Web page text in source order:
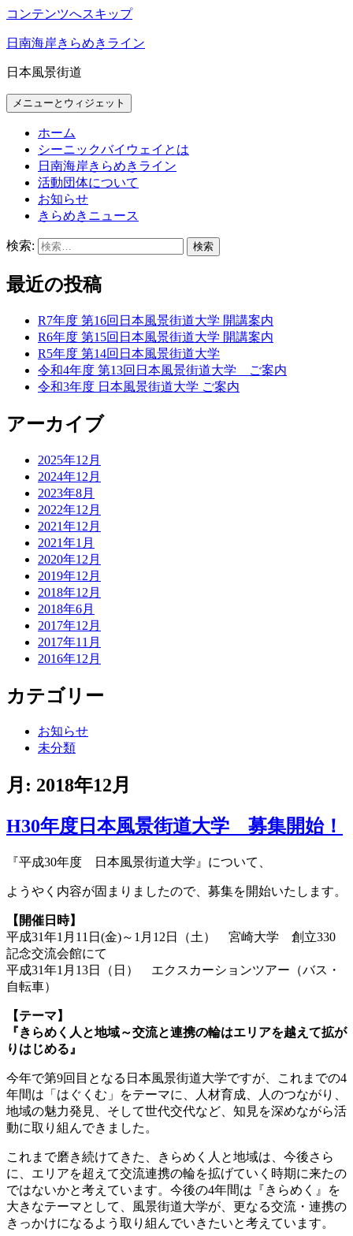
コンテンツへスキップ
日南海岸きらめきライン
日本風景街道
メニューとウィジェット
ホーム
シーニックバイウェイとは
日南海岸きらめきライン
活動団体について
お知らせ
きらめきニュース
検索:
最近の投稿
R7年度 第16回日本風景街道大学 開講案内
R6年度 第15回日本風景街道大学 開講案内
R5年度 第14回日本風景街道大学
令和4年度 第13回日本風景街道大学 ご案内
令和3年度 日本風景街道大学 ご案内
アーカイブ
2025年12月
2024年12月
2023年8月
2022年12月
2021年12月
2021年1月
2020年12月
2019年12月
2018年12月
2018年6月
2017年12月
2017年11月
2016年12月
カテゴリー
お知らせ
未分類
月: 2018年12月
H30年度日本風景街道大学 募集開始！
『平成30年度 日本風景街道大学』について、
ようやく内容が固まりましたので、募集を開始いたします。
【開催日時】
平成31年1月11日(金)～1月12日（土） 宮崎大学 創立330
記念交流会館にて
平成31年1月13日（日） エクスカーションツアー（バス・
自転車）
【テーマ】
『きらめく人と地域～交流と連携の輪はエリアを越えて拡が
りはじめる』
今年で第9回目となる日本風景街道大学ですが、これまでの4
年間は「はぐくむ」をテーマに、人材育成、人のつながり、
地域の魅力発見、そして世代交代など、知見を深めながら活
動に取り組んできました。
これまで磨き続けてきた、きらめく人と地域は、今後さら
に、エリアを超えて交流連携の輪を拡げていく時期に来たの
ではないかと考えています。今後の4年間は『きらめく』を
大きなテーマとして、風景街道大学が、更なる交流・連携の
きっかけになるよう取り組んでいきたいと考えています。